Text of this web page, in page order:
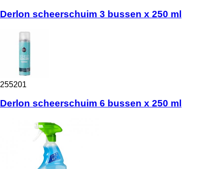
Derlon scheerschuim 3 bussen x 250 ml
255201
Derlon scheerschuim 6 bussen x 250 ml